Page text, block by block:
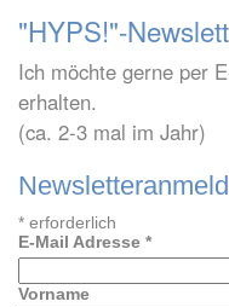
"HYPS!"-
Ich möchte gerne per
erhalten.
(ca. 2-3 mal im Jahr)
* erforderlich
E-Mail Adresse *
Vorname